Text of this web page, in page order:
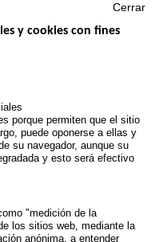
PROCEDENTES DE
Cerrar
y cookies con fines
porque permiten que el sitio
puede oponerse a ellas y
su navegador, aunque su
y esto será efectivo
"medición de la
los sitios web, mediante la
anónima, a entender